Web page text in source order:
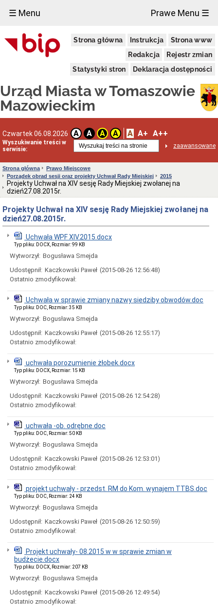
☰ Menu Prawe Menu ☰
Strona główna Instrukcja
Strona www
Redakcja
Rejestr zmian
Statystyki stron
Deklaracja dostępności
Urząd Miasta w Tomaszowie
Mazowieckim
Czwartek 06.08.2026 A A A A A A+ A++
Wyszukiwanie treści w
serwisie:
zaawansowane
Miasto
Pieczęcie
Granice
miasta
Statut
Miasta
Władze
Miasta
Prezydent
zastępcy
Rada
Miejska
2024-
Prezydium
Rady
Miejskiej
Dyżury
Biurze
Miejskiej
Składy
komisji
stałych
Rady
Miejskiej
Interpelacje
zapytania
obrad
sesji
Imienne
wykazy
głosowań
Harmonogram
prac
Rady
Rada
Miejska
2018-
2023
Rada
Miejska
2018
Młodzieżowa
Rada
Miasta
Rada
Miejska
2010-
Strona główna
Prawo Miejscowe
Porządek obrad sesji oraz projekty Uchwał Rady Miejskiej
2015
Projekty Uchwał na XIV sesję Rady Miejskiej zwołanej na
dzień27.08.2015r.
Projekty Uchwał na XIV sesję Rady Miejskiej zwołanej na
dzień27.08.2015r.
Uchwała WPF XIV.2015.docx
Typ pliku: DOCX, Rozmiar: 99 KB
Wytworzył: Bogusława Smejda
Udostępnił: Kaczkowski Paweł (2015-08-26 12:56:48)
Ostatnio zmodyfikował:
Uchwała w sprawie zmiany nazwy siedziby obwodów.doc
Typ pliku: DOC, Rozmiar: 35 KB
Wytworzył: Bogusława Smejda
Udostępnił: Kaczkowski Paweł (2015-08-26 12:55:17)
Ostatnio zmodyfikował:
uchwała porozumienie żłobek.docx
Typ pliku: DOCX, Rozmiar: 15 KB
Wytworzył: Bogusława Smejda
Udostępnił: Kaczkowski Paweł (2015-08-26 12:54:28)
Ostatnio zmodyfikował:
uchwała -ob. odrębne.doc
Typ pliku: DOC, Rozmiar: 50 KB
Wytworzył: Bogusława Smejda
Udostępnił: Kaczkowski Paweł (2015-08-26 12:53:01)
Ostatnio zmodyfikował:
projekt uchwały - przedst. RM do Kom. wynajem TTBS.doc
Typ pliku: DOC, Rozmiar: 24 KB
Wytworzył: Bogusława Smejda
Udostępnił: Kaczkowski Paweł (2015-08-26 12:50:59)
Ostatnio zmodyfikował:
Projekt uchwały- 08.2015 w w sprawie zmian w
budżecie.docx
Typ pliku: DOCX, Rozmiar: 207 KB
Wytworzył: Bogusława Smejda
Udostępnił: Kaczkowski Paweł (2015-08-26 12:49:54)
Ostatnio zmodyfikował:
×